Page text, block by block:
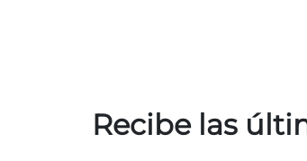
Recibe las